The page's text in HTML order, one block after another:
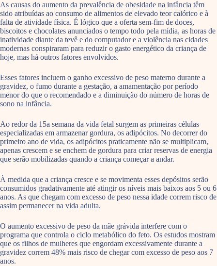
As causas do aumento da prevalência de obesidade na infância têm
sido atribuídas ao consumo de alimentos de elevado teor calórico e à
falta de atividade física. É lógico que a oferta sem-fim de doces,
biscoitos e chocolates anunciados o tempo todo pela mídia, as horas de
inatividade diante da tevê e do computador e a violência nas cidades
modernas conspiraram para reduzir o gasto energético da criança de
hoje, mas há outros fatores envolvidos.
Esses fatores incluem o ganho excessivo de peso materno durante a
gravidez, o fumo durante a gestação, a amamentação por período
menor do que o recomendado e a diminuição do número de horas de
sono na infância.
Ao redor da 15a semana da vida fetal surgem as primeiras células
especializadas em armazenar gordura, os adipócitos. No decorrer do
primeiro ano de vida, os adipócitos praticamente não se multiplicam,
apenas crescem e se enchem de gordura para criar reservas de energia
que serão mobilizadas quando a criança começar a andar.
À medida que a criança cresce e se movimenta esses depósitos serão
consumidos gradativamente até atingir os níveis mais baixos aos 5 ou 6
anos. As que chegam com excesso de peso nessa idade correm risco de
assim permanecer na vida adulta.
O aumento excessivo de peso da mãe grávida interfere com o
programa que controla o ciclo metabólico do feto. Os estudos mostram
que os filhos de mulheres que engordam excessivamente durante a
gravidez correm 48% mais risco de chegar com excesso de peso aos 7
anos.